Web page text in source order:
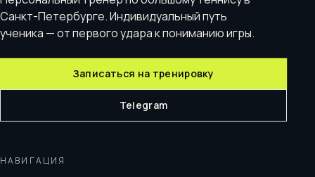
Санкт-Петербурге. Индивидуальный путь
ученика — от первого удара к пониманию игры.
Записаться на тренировку
Telegram
НАВИГАЦИЯ